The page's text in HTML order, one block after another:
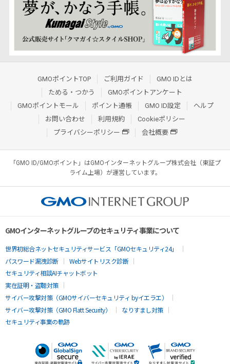
GMOポイントTOP ご利用ガイド
GMO IDとは
ためる・つかう
GMOポイントアンケート
GMOポイントモール
ポイント通帳 GMO ID設定
ヘルプ
お問い合わせ
利用規約
Cookieポリシー
プライバシーポリシー
会社概要
「GMO ID/GMOポイント」はGMOインターネットグループ株式会社（東証プ
ライム上場）が運営しています。
GMOインターネットグループのセキュリティ事業について
世界初総合ネットセキュリティサービス「GMOセキュリティ24」
パスワード漏洩診断
Webサイトリスク診断
セキュリティ相談AIチャットボット
実在証明・盗聴対策
サイバー攻撃対策（GMOサイバーセキュリティ byイエラエ）
サイバー攻撃対策（GMO Flatt Security）
なりすまし対策
セキュリティ事業の軌跡